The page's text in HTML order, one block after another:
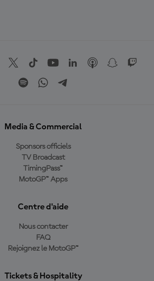
Media & Commercial
Sponsors officiels
TV Broadcast
TimingPass™
MotoGP™ Apps
Centre d'aide
Nous contacter
FAQ
Rejoignez le MotoGP™
Tickets & Hospitality